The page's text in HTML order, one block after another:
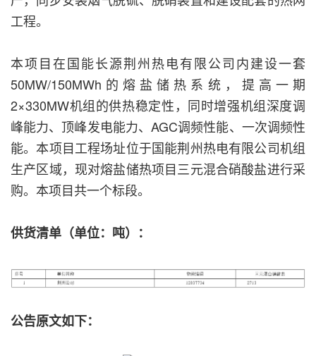
工程。
本项目在国能长源荆州热电有限公司内建设一套
50MW/150MWh的熔盐储热系统，提高一期
2×330MW机组的供热稳定性，同时增强机组深度调
峰能力、顶峰发电能力、AGC调频性能、一次调频性
能。本项目工程场址位于国能荆州热电有限公司机组
生产区域，现对熔盐储热项目三元混合硝酸盐进行采
购。本项目共一个标段。
供货清单（单位：吨）：
公告原文如下：